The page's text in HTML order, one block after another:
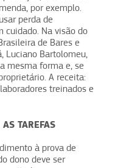
por exemplo.
perda de
cuidado. Na visão do
de Bares e
Luciano Bartolomeu,
mesma forma e, se
A receita:
treinados e
TAREFAS
à prova de
dono deve ser